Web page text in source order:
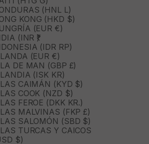
(HNL L)
KONG (HKD $)
(EUR €)
(INR ₹)
(IDR RP)
(EUR €)
DE MAN (GBP £)
(ISK KR)
CAIMÁN (KYD $)
COOK (NZD $)
FEROE (DKK KR.)
MALVINAS (FKP £)
SALOMÓN (SBD $)
TURCAS Y CAICOS
$)